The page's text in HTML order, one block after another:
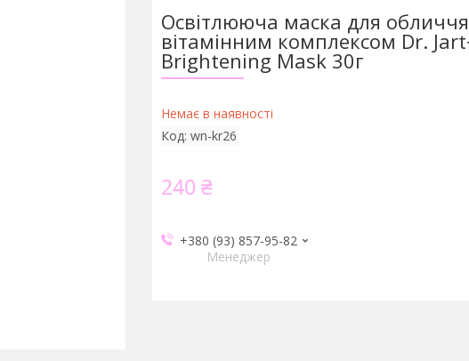
Освітлююча маска для
вітамінним комплексом Dr.
Brightening Mask 30г
Немає в наявності
Код: wn-kr26
240 ₴
+380 (93) 857-95-82
Менеджер